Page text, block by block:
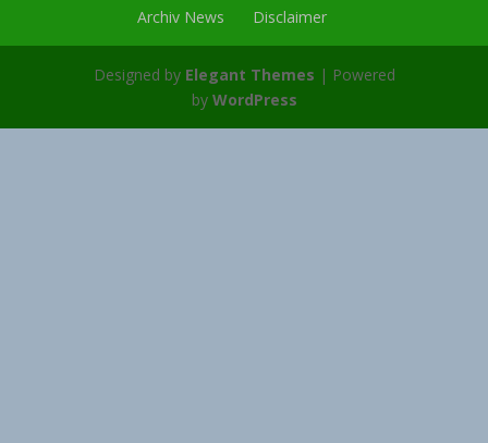
Archiv News Disclaimer
Designed by Elegant Themes | Powered
by WordPress